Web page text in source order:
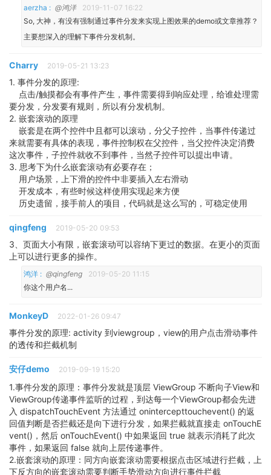
aerzha : @鸿洋
2019-11-07 16:22
So, 大神，有没有强制通过事件分发来实现上图效果的demo或文章推荐？
主要想深入的理解下事件分发机制。
Charry 2019-05-21 13:23
1. 事件分发的原理:
点击/触摸都会有事件产生，事件需要得到响应处理，给谁处理需
要分发，分发要有规则，所以有分发机制。
2. 嵌套滚动的原理
嵌套是在两个控件中且都可以滚动，分父子控件，当事件传递过
来就需要有具体的表现，事件控制权在父控件，当父控件决定消费
这次事件，子控件就收不到事件，当然子控件可以提出申请。
3. 思考下为什么嵌套滚动有必要存在；
用户场景，上下滑的控件中非要插入左右滑动
开发成本，有些时候这样使用实现起来方便
历史遗留，接手前人的项目，代码就是这么写的，可稳定使用
qingfeng 2019-05-20 09:53
3、页面大小有限，嵌套滚动可以容纳下更过的数据。在更小的页面
上可以进行更多的操作。
鸿洋 : @qingfeng
2019-05-20 11:15
你这个用户名...
MonkeyD 2022-01-26 09:47
事件分发的原理: activity 到viewgroup，view的用户点击滑动事件
的透传和拦截机制
安仔demo 2019-09-19 15:20
1.事件分发的原理：事件分发就是顶层 ViewGroup 不断向子View和
ViewGroup传递事件监听的过程，到达每一个ViewGroup都会先进
入 dispatchTouchEvent 方法通过 onintercepttouchevent() 的返
回值判断是否拦截还是向下进行分发，如果拦截就直接走 onTouchE
vent()，然后 onTouchEvent() 中如果返回 true 就表示消耗了此次
事件，如果返回 false 就向上层传递事件。
2.嵌套滚动的原理：同方向嵌套滚动需要根据点击区域进行拦截，上
下反方向的嵌套滚动需要判断手势滑动方向进行事件拦截